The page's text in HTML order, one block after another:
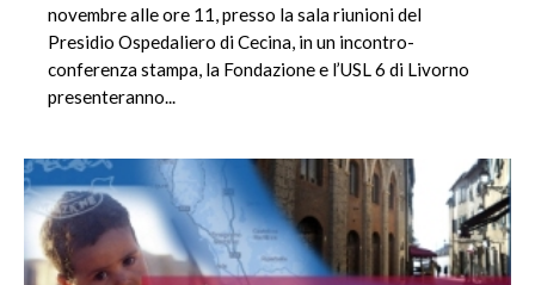
novembre alle ore 11, presso la sala riunioni del
Presidio Ospedaliero di Cecina, in un incontro-
conferenza stampa, la Fondazione e l’USL 6 di Livorno
presenteranno...